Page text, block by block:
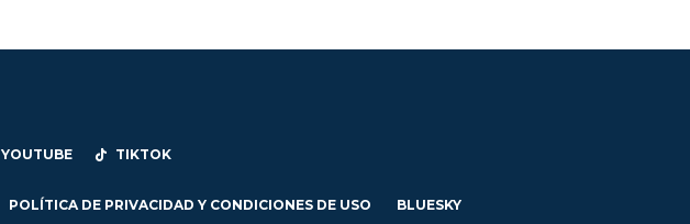
YOUTUBE TIKTOK
POLÍTICA DE PRIVACIDAD Y CONDICIONES DE USO BLUESKY